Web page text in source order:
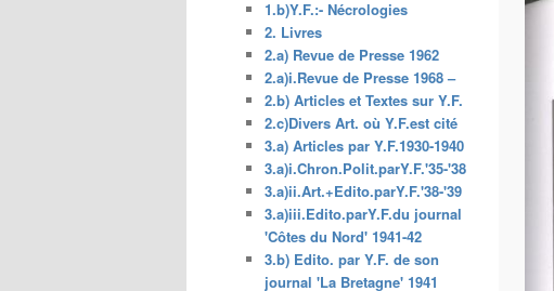
1.b)Y.F.:- Nécrologies
2. Livres
2.a) Revue de Presse 1962
2.a)i.Revue de Presse 1968 –
2.b) Articles et Textes sur Y.F.
2.c)Divers Art. où Y.F.est cité
3.a) Articles par Y.F.1930-1940
3.a)i.Chron.Polit.parY.F.'35-'38
3.a)ii.Art.+Edito.parY.F.'38-'39
3.a)iii.Edito.parY.F.du journal
'Côtes du Nord' 1941-42
3.b) Edito. par Y.F. de son
journal 'La Bretagne' 1941